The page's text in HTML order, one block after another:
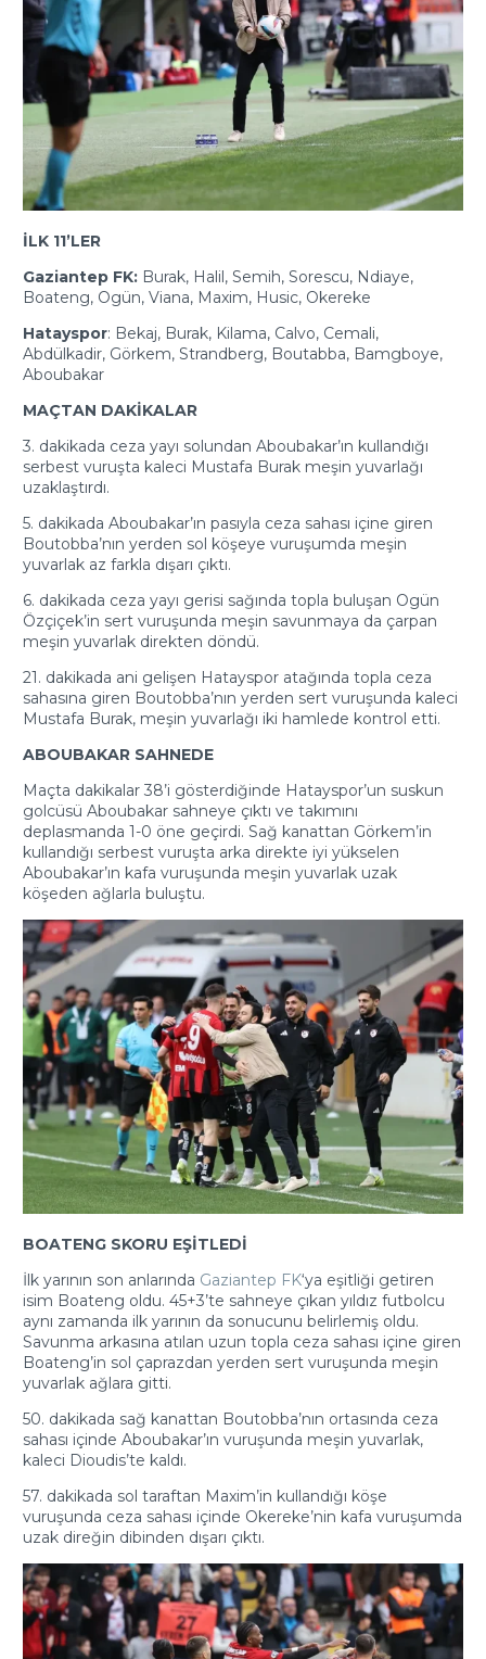
İLK 11’LER
Gaziantep FK: Burak, Halil, Semih, Sorescu, Ndiaye,
Boateng, Ogün, Viana, Maxim, Husic, Okereke
Hatayspor: Bekaj, Burak, Kilama, Calvo, Cemali,
Abdülkadir, Görkem, Strandberg, Boutabba, Bamgboye,
Aboubakar
MAÇTAN DAKİKALAR
3. dakikada ceza yayı solundan Aboubakar’ın kullandığı
serbest vuruşta kaleci Mustafa Burak meşin yuvarlağı
uzaklaştırdı.
5. dakikada Aboubakar’ın pasıyla ceza sahası içine giren
Boutobba’nın yerden sol köşeye vuruşumda meşin
yuvarlak az farkla dışarı çıktı.
6. dakikada ceza yayı gerisi sağında topla buluşan Ogün
Özçiçek’in sert vuruşunda meşin savunmaya da çarpan
meşin yuvarlak direkten döndü.
21. dakikada ani gelişen Hatayspor atağında topla ceza
sahasına giren Boutobba’nın yerden sert vuruşunda kaleci
Mustafa Burak, meşin yuvarlağı iki hamlede kontrol etti.
ABOUBAKAR SAHNEDE
Maçta dakikalar 38’i gösterdiğinde Hatayspor’un suskun
golcüsü Aboubakar sahneye çıktı ve takımını
deplasmanda 1-0 öne geçirdi. Sağ kanattan Görkem’in
kullandığı serbest vuruşta arka direkte iyi yükselen
Aboubakar’ın kafa vuruşunda meşin yuvarlak uzak
köşeden ağlarla buluştu.
BOATENG SKORU EŞİTLEDİ
İlk yarının son anlarında Gaziantep FK‘ya eşitliği getiren
isim Boateng oldu. 45+3’te sahneye çıkan yıldız futbolcu
aynı zamanda ilk yarının da sonucunu belirlemiş oldu.
Savunma arkasına atılan uzun topla ceza sahası içine giren
Boateng’in sol çaprazdan yerden sert vuruşunda meşin
yuvarlak ağlara gitti.
50. dakikada sağ kanattan Boutobba’nın ortasında ceza
sahası içinde Aboubakar’ın vuruşunda meşin yuvarlak,
kaleci Dioudis’te kaldı.
57. dakikada sol taraftan Maxim’in kullandığı köşe
vuruşunda ceza sahası içinde Okereke’nin kafa vuruşumda
uzak direğin dibinden dışarı çıktı.